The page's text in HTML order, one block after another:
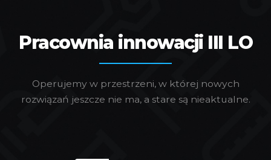
Pracownia innowacji III LO
Operujemy w przestrzeni, w której nowych
rozwiązań jeszcze nie ma, a stare są nieaktualne.